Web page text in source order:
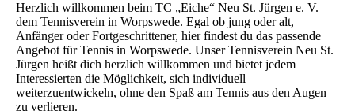
Herzlich willkommen beim TC „Eiche“ Neu St. Jürgen e. V. –
dem Tennisverein in Worpswede. Egal ob jung oder alt,
Anfänger oder Fortgeschrittener, hier findest du das passende
Angebot für Tennis in Worpswede. Unser Tennisverein Neu St.
Jürgen heißt dich herzlich willkommen und bietet jedem
Interessierten die Möglichkeit, sich individuell
weiterzuentwickeln, ohne den Spaß am Tennis aus den Augen
zu verlieren.